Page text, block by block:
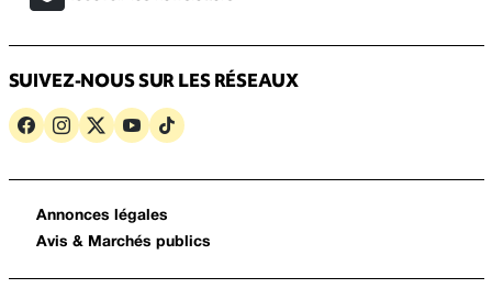
SUIVEZ-NOUS SUR LES RÉSEAUX
Annonces légales
Avis & Marchés publics